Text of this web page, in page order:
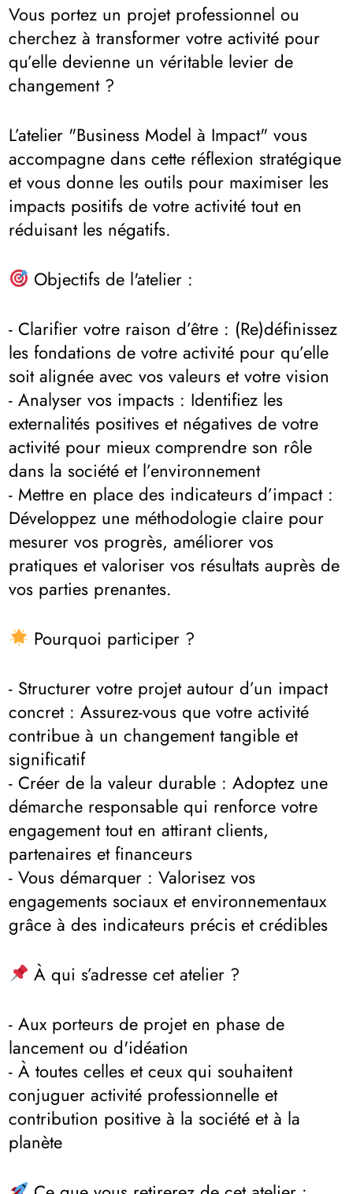
Vous portez un projet professionnel ou
cherchez à transformer votre activité pour
qu’elle devienne un véritable levier de
changement ?
L’atelier "Business Model à Impact" vous
accompagne dans cette réflexion stratégique
et vous donne les outils pour maximiser les
impacts positifs de votre activité tout en
réduisant les négatifs.
Objectifs de l'atelier :
- Clarifier votre raison d’être : (Re)définissez
les fondations de votre activité pour qu’elle
soit alignée avec vos valeurs et votre vision
- Analyser vos impacts : Identifiez les
externalités positives et négatives de votre
activité pour mieux comprendre son rôle
dans la société et l’environnement
- Mettre en place des indicateurs d’impact :
Développez une méthodologie claire pour
mesurer vos progrès, améliorer vos
pratiques et valoriser vos résultats auprès de
vos parties prenantes.
Pourquoi participer ?
- Structurer votre projet autour d’un impact
concret : Assurez-vous que votre activité
contribue à un changement tangible et
significatif
- Créer de la valeur durable : Adoptez une
démarche responsable qui renforce votre
engagement tout en attirant clients,
partenaires et financeurs
- Vous démarquer : Valorisez vos
engagements sociaux et environnementaux
grâce à des indicateurs précis et crédibles
À qui s’adresse cet atelier ?
- Aux porteurs de projet en phase de
lancement ou d'idéation
- À toutes celles et ceux qui souhaitent
conjuguer activité professionnelle et
contribution positive à la société et à la
planète